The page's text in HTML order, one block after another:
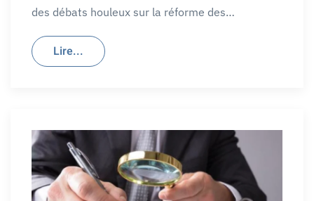
des débats houleux sur la réforme des…
Lire...